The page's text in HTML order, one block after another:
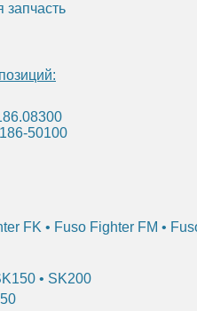
запчасть
50100
FK • Fuso Fighter FM •
• SK200